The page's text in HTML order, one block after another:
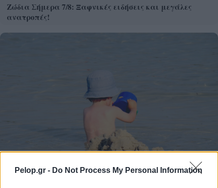
Pelop.gr - Do Not Process My Personal Information
Ζώδια Σήμερα 7/8: Ξαφνικές ειδήσεις και μεγάλες
ανατροπές!